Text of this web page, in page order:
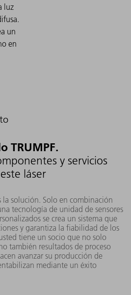
luz
un
en
TRUMPF.
y servicios
láser
la solución. Solo en combinación
tecnología de unidad de sensores
se crea un sistema que
y garantiza la fiabilidad de los
tiene un socio que no solo
también resultados de proceso
avanzar su producción de
mediante un éxito